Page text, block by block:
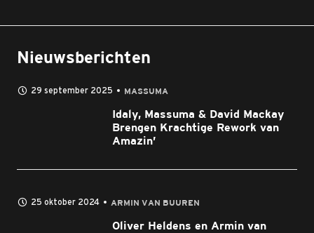
Nieuwsberichten
29 september 2025 MASSUMA
Idaly, Massuma & David Mackay
Brengen Krachtige Rework van
Amazin’
25 oktober 2024 ARMIN VAN BUUREN
Oliver Heldens en Armin van